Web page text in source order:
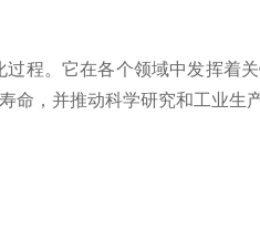
。它在各个领域中发挥着
命，并推动科学研究和工业生